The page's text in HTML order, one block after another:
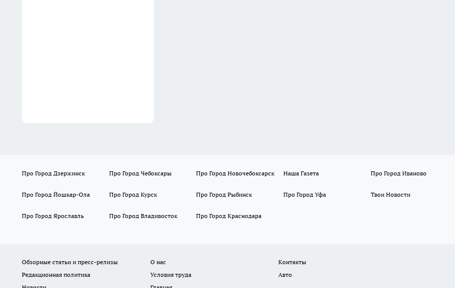
Про Город Дзержинск Про Город Чебоксары Про Город Новочебоксарск Наша Газета Про Город Иваново
Про Город Йошкар-Ола Про Город Курск Про Город Рыбинск Про Город Уфа Твои Новости
Про Город Ярославль Про Город Владивосток Про Город Краснодара
Обзорные статьи и пресс-релизы О нас
Контакты
Редакционная политика
Условия труда
Авто